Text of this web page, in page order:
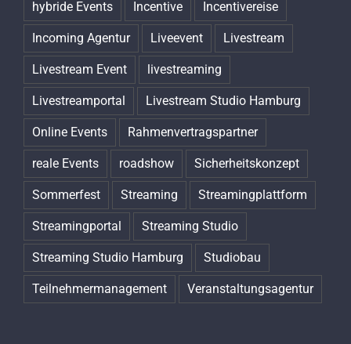
hybride Events Incentive Incentivereise
Incoming Agentur Liveevent Livestream
Livestream Event livestreaming
Livestreamportal Livestream Studio Hamburg
Online Events Rahmenvertragspartner
reale Events roadshow Sicherheitskonzept
Sommerfest Streaming Streamingplattform
Streamingportal Streaming Studio
Streaming Studio Hamburg Studiobau
Teilnehmermanagement Veranstaltungsagentur